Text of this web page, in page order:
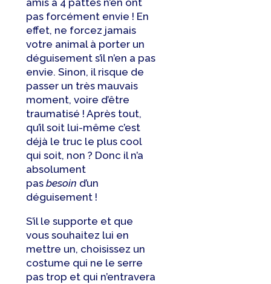
amis à 4 pattes n’en ont
pas forcément envie ! En
effet, ne forcez jamais
votre animal à porter un
déguisement s’il n’en a pas
envie. Sinon, il risque de
passer un très mauvais
moment, voire d’être
traumatisé ! Après tout,
qu’il soit lui-même c’est
déjà le truc le plus cool
qui soit, non ? Donc il n’a
absolument
pas besoin d’un
déguisement !
S’il le supporte et que
vous souhaitez lui en
mettre un, choisissez un
costume qui ne le serre
pas trop et qui n’entravera